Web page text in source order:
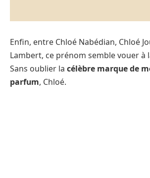
Enfin, entre Chloé Nabédian, Chloé
Lambert, ce prénom semble vouer à
Sans oublier la célèbre marque de
parfum, Chloé.